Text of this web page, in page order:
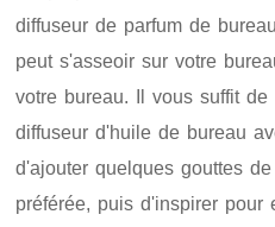
diffuseur de parfum de
peut s'asseoir sur votre
votre bureau. Il vous suffit
diffuseur d'huile de bureau
d'ajouter quelques gouttes
préférée, puis d'inspirer pour